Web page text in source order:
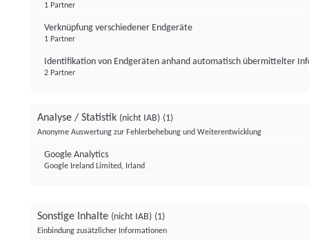
1 Partner
Verknüpfung verschiedener Endgeräte
1 Partner
Identifikation von Endgeräten anhand automatisch übermittelter
2 Partner
Analyse / Statistik (nicht IAB) (1)
Anonyme Auswertung zur Fehlerbehebung und Weiterentwicklung
Google Analytics
Google Ireland Limited, Irland
Sonstige Inhalte (nicht IAB) (1)
Einbindung zusätzlicher Informationen
Institutional Money
ImpressumDatenschutzerklärung